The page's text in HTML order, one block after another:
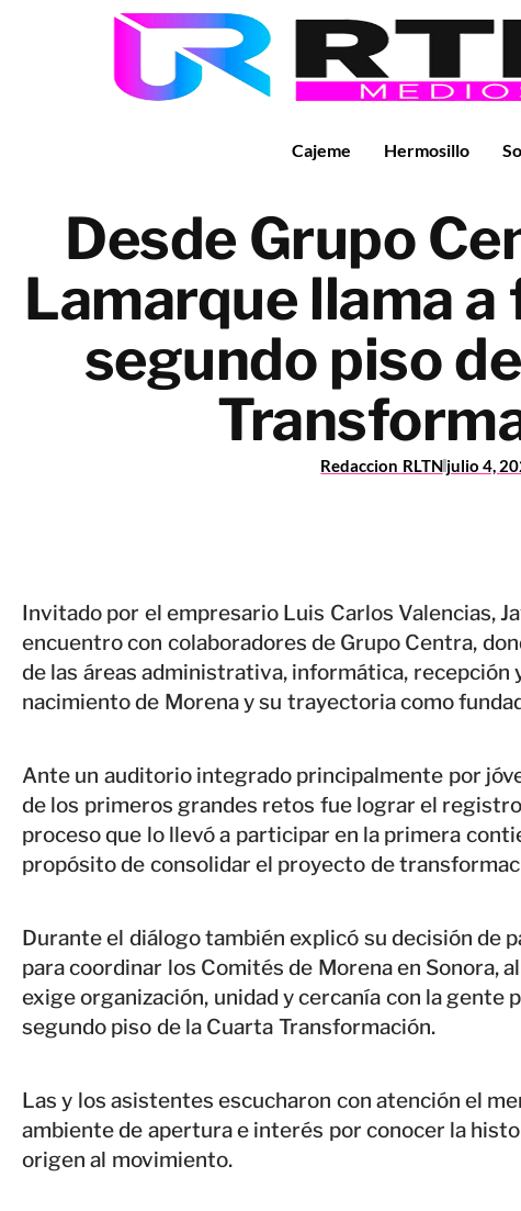
Cajeme Hermosillo
Desde Grupo
Lamarque llama
segundo piso
Redaccion RLTNjulio 4,
Invitado por el empresario Luis Carlos Valencias,
encuentro con colaboradores de Grupo Centra,
de las áreas administrativa, informática, recepción
nacimiento de Morena y su trayectoria como
Ante un auditorio integrado principalmente por
de los primeros grandes retos fue lograr el
proceso que lo llevó a participar en la primera
propósito de consolidar el proyecto de
Durante el diálogo también explicó su decisión de
para coordinar los Comités de Morena en Sonora,
exige organización, unidad y cercanía con la gente
segundo piso de la Cuarta Transformación.
Las y los asistentes escucharon con atención el
ambiente de apertura e interés por conocer la
origen al movimiento.